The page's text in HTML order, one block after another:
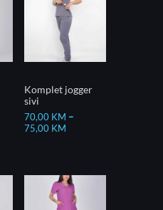
Komplet jogger
sivi
70,00 KM –
75,00 KM